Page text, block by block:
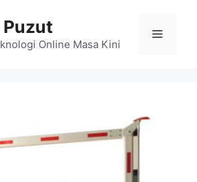
Puzut
Online Masa Kini
Menu